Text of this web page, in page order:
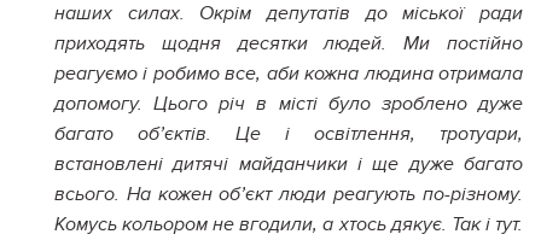
наших силах. Окрім депутатів до міської ради
приходять щодня десятки людей. Ми постійно
реагуємо і робимо все, аби кожна людина отримала
допомогу. Цього річ в місті було зроблено дуже
багато об’єктів. Це і освітлення, тротуари,
встановлені дитячі майданчики і ще дуже багато
всього. На кожен об’єкт люди реагують по-різному.
Комусь кольором не вгодили, а хтось дякує. Так і тут.